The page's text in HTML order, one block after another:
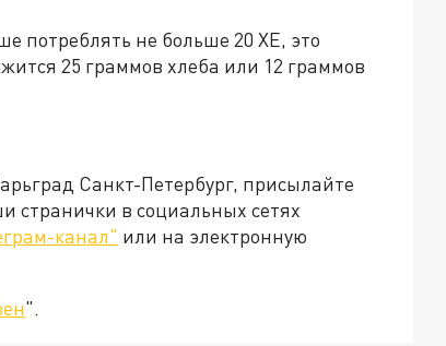
потреблять не больше 20 ХЕ, это
25 граммов хлеба или 12 граммов
Санкт-Петербург, присылайте
странички в социальных сетях
канал" или на электронную
".